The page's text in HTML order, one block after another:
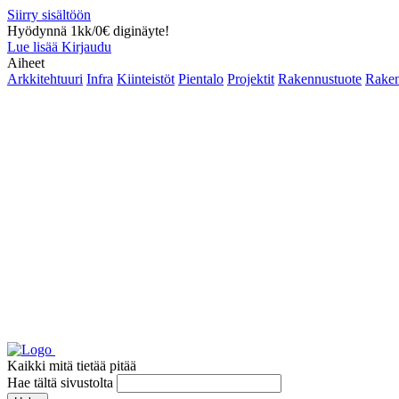
Siirry sisältöön
Hyödynnä 1kk/0€ diginäyte!
Lue lisää Kirjaudu
Aiheet
Arkkitehtuuri Infra Kiinteistöt Pientalo Projektit Rakennustuote
Kaikki mitä tietää pitää
Hae tältä sivustolta